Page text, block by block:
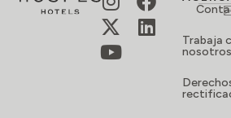
Trabaja
nosotros